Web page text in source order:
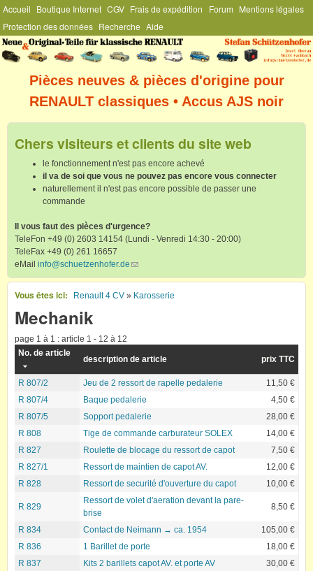
Aller au contenu principal
Menu Général
Accueil Boutique Internet CGV Frais de expédition Forum Mentions légales
Protection des données Recherche Aide
Stefan
Schützenhofer
Pièces neuves & pièces d'origine pour
RENAULT classiques • Accus AJS noir
Chers visiteurs et clients du site web
le fonctionnement n'est pas encore achevé
il va de soi que vous ne pouvez pas encore vous connecter
naturellement il n'est pas encore possible de passer une
commande
Il vous faut des pièces d'urgence?
TeleFon +49 (0) 2603 14154 (Lundi - Venredi 14:30 - 20:00)
TeleFax +49 (0) 261 16657
eMail info@schuetzenhofer.de (link sends e-mail)
Vous êtes ici Renault 4 CV » Karosserie
Mechanik
page 1 à 1 : article 1 - 12 à 12
No. de article
description de article prix TTC
R 807/2 Jeu de 2 ressort de rapelle pedalerie
11,50 €
R 807/4
Baque pedalerie
4,50 €
R 807/5
Sopport pedalerie
28,00 €
R 808
Tige de commande carburateur SOLEX
14,00 €
R 827
Roulette de blocage du ressort de capot
7,50 €
R 827/1
Ressort de maintien de capot AV.
12,00 €
R 828
Ressort de securité d'ouverture du capot 10,00 €
R 829
Ressort de volet d'aeration devant la pare-
brise
8,50 €
R 834 Contact de Neimann → ca. 1954
105,00 €
R 836
1 Barillet de porte
18,00 €
R 837
Kits 2 barillets capot AV. et porte AV
30,00 €